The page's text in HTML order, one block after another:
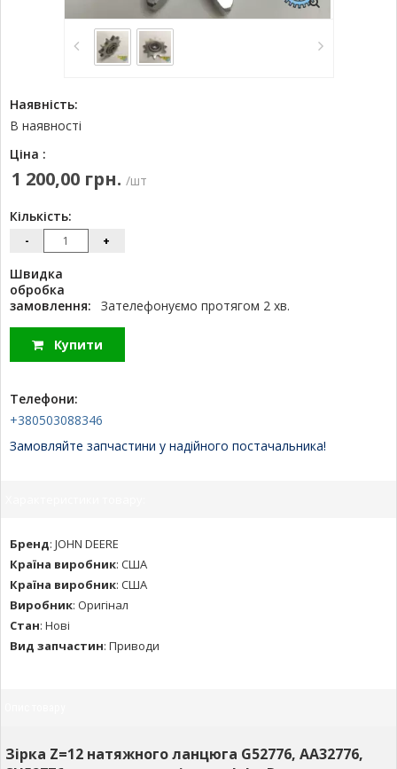
Наявність:
В наявності
Ціна :
1 200,00 грн. /шт
Кількість:
- +
Швидка
обробка
замовлення:
Зателефонуємо протягом 2 хв.
Купити
Телефони:
+380503088346
Замовляйте запчастини у надійного постачальника!
Бренд: JOHN DEERE
Країна виробник: США
Країна виробник: США
Виробник: Оригінал
Стан: Нові
Вид запчастин: Приводи
Зірка Z=12 натяжного ланцюга G52776, AA32776,